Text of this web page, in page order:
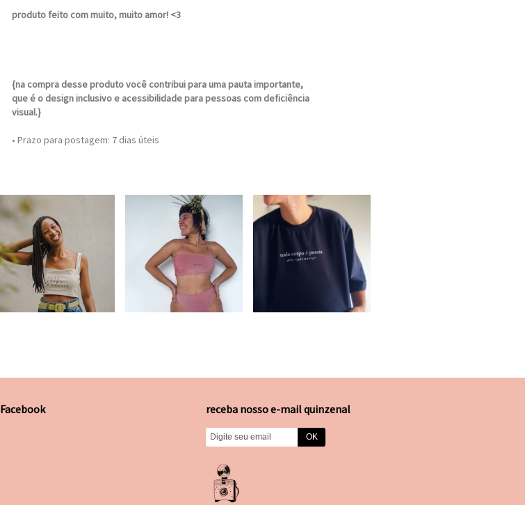
produto feito com muito, muito amor! <3
{na compra desse produto você contribui para uma pauta importante,
que é o design inclusivo e acessibilidade para pessoas com deficiência
visual.}
• Prazo para postagem: 7 dias úteis
Facebook receba nosso e-mail quinzenal